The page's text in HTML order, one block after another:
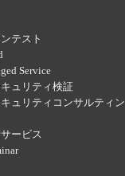
テスト
Service
ュリティ検証
ュリティコンサルティン
ービス